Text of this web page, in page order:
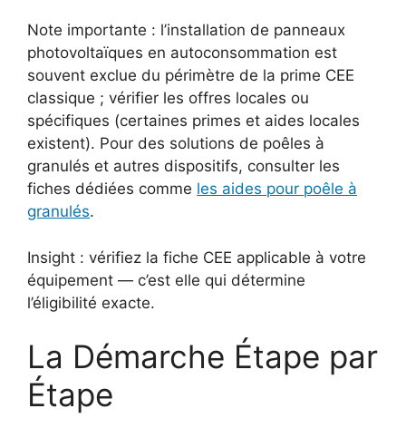
Note importante : l’installation de panneaux
photovoltaïques en autoconsommation est
souvent exclue du périmètre de la prime CEE
classique ; vérifier les offres locales ou
spécifiques (certaines primes et aides locales
existent). Pour des solutions de poêles à
granulés et autres dispositifs, consulter les
fiches dédiées comme les aides pour poêle à
granulés.
Insight : vérifiez la fiche CEE applicable à votre
équipement — c’est elle qui détermine
l’éligibilité exacte.
La Démarche Étape par
Étape